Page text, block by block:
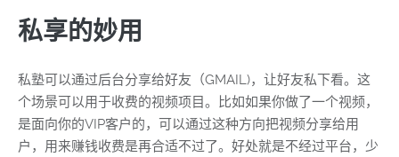
私享的妙用
私塾可以通过后台分享给好友（GMAIL)，让好友私下看。这
个场景可以用于收费的视频项目。比如如果你做了一个视频，
是面向你的VIP客户的，可以通过这种方向把视频分享给用
户，用来赚钱收费是再合适不过了。好处就是不经过平台，少